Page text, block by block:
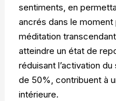
sentiments, en
ancrés dans le
méditation
atteindre un état de
réduisant l’activation
de 50%, contribuent à
intérieure.